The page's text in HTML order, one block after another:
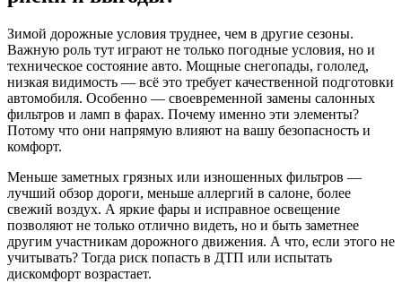
Зимой дорожные условия труднее, чем в другие сезоны.
Важную роль тут играют не только погодные условия, но и
техническое состояние авто. Мощные снегопады, гололед,
низкая видимость — всё это требует качественной подготовки
автомобиля. Особенно — своевременной замены салонных
фильтров и ламп в фарах. Почему именно эти элементы?
Потому что они напрямую влияют на вашу безопасность и
комфорт.
Меньше заметных грязных или изношенных фильтров —
лучший обзор дороги, меньше аллергий в салоне, более
свежий воздух. А яркие фары и исправное освещение
позволяют не только отлично видеть, но и быть заметнее
другим участникам дорожного движения. А что, если этого не
учитывать? Тогда риск попасть в ДТП или испытать
дискомфорт возрастает.